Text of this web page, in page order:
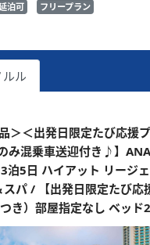
泊可 フリープラン
ル
＞＜出発日限定たび応援
み混乗車送迎付き♪】
泊5日 ハイアット リージ
パ / 【出発日限定たび応
き）部屋指定なし ベッド